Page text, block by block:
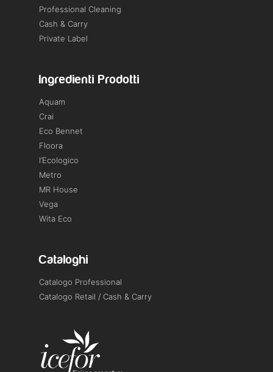
Professional Cleaning
Cash & Carry
Private Label
Ingredienti Prodotti
Aquam
Crai
Eco Bennet
Floora
l’Ecologico
Metro
MR House
Vega
Wita Eco
Cataloghi
Catalogo Professional
Catalogo Retail / Cash & Carry